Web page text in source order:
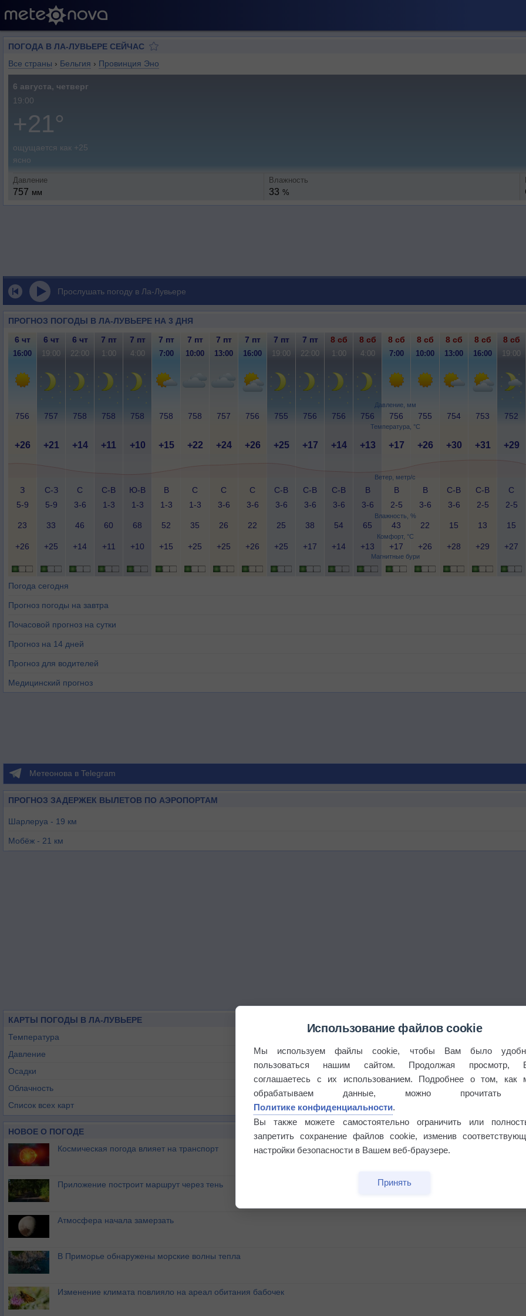
ПОГОДА В ЛА-ЛУВЬЕРЕ СЕЙЧАС
Все страны › Бельгия › Провинция Эно
6 августа, четверг
19:00
+21°
ощущается как +25
ясно
Давление
757 мм
Влажность
33 %
Прослушать погоду в Ла-Лувьере
ПРОГНОЗ ПОГОДЫ В ЛА-ЛУВЬЕРЕ НА 3 ДНЯ
Давление, мм
Температура, °C
Ветер, метр/с
Влажность, %
Комфорт, °C
Магнитные бури
6 чт 6 чт 6 чт 7 пт 7 пт 7 пт 7 пт 7 пт 7 пт 7 пт 7 пт 8 сб 8 сб 8 сб 8 сб 8 сб 8 сб 8 сб
16:00 19:00 22:00 1:00 4:00 7:00 10:00 13:00 16:00 19:00 22:00 1:00 4:00 7:00 10:00 13:00 16:00 19:00
756 757 758 758 758 758 758 757 756 755 756 756 756 756 755 754 753 752
+26 +21 +14 +11 +10 +15 +22 +24 +26 +25 +17 +14 +13 +17 +26 +30 +31 +29
З
5-9
С-З
5-9
С
3-6
С-В
1-3
Ю-В
1-3
В
1-3
С
1-3
С
3-6
С
3-6
С-В
3-6
С-В
3-6
С-В
3-6
В
3-6
В
2-5
В
3-6
С-В
3-6
С-В
2-5
С
2-5
23 33 46 60 68 52 35 26 22 25 38 54 65 43 22 15 13 15
+26 +25 +14 +11 +10 +15 +25 +25 +26 +25 +17 +14 +13 +17 +26 +28 +29 +27
Погода сегодня
Прогноз погоды на завтра
Почасовой прогноз на сутки
Прогноз на 14 дней
Прогноз для водителей
Медицинский прогноз
Метеонова в Telegram
ПРОГНОЗ ЗАДЕРЖЕК ВЫЛЕТОВ ПО АЭРОПОРТАМ
Шарлеруа - 19 км
Мобёж - 21 км
КАРТЫ ПОГОДЫ В ЛА-ЛУВЬЕРЕ
Температура
Давление
Осадки
Облачность
Список всех карт
НОВОЕ О ПОГОДЕ
Космическая погода влияет на транспорт
Приложение построит маршрут через тень
Атмосфера начала замерзать
В Приморье обнаружены морские волны тепла
Изменение климата повлияло на ареал обитания бабочек
Использование файлов cookie
Мы используем файлы cookie, чтобы Вам было
пользоваться нашим сайтом. Продолжая просмотр,
соглашаетесь с их использованием. Подробнее о том, как
обрабатываем данные, можно прочитать
Политике конфиденциальности.
Вы также можете самостоятельно ограничить или
запретить сохранение файлов cookie, изменив
настройки безопасности в Вашем веб-браузере.
Принять